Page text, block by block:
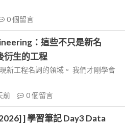
0個留言
：這些不只是新名
衍生的工程
新工程名詞的領域。 我們才剛學會
前 0個留言
] 學習筆記 Day3 Data